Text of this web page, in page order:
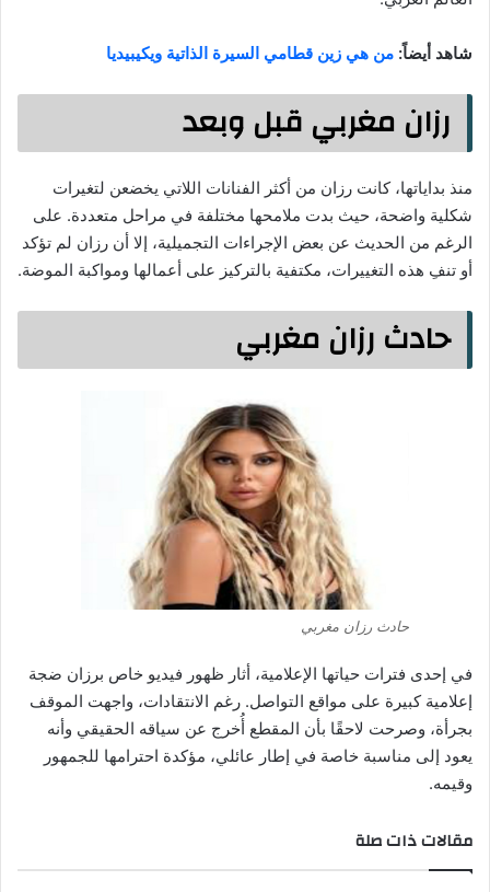
شاهد أيضاً: من هي زين قطامي السيرة الذاتية ويكيبيديا
رزان مغربي قبل وبعد
منذ بداياتها، كانت رزان من أكثر الفنانات اللاتي يخضعن لتغيرات
شكلية واضحة، حيث بدت ملامحها مختلفة في مراحل متعددة. على
الرغم من الحديث عن بعض الإجراءات التجميلية، إلا أن رزان لم تؤكد
أو تنفِ هذه التغييرات، مكتفية بالتركيز على أعمالها ومواكبة الموضة.
حادث رزان مغربي
حادث رزان مغربي
في إحدى فترات حياتها الإعلامية، أثار ظهور فيديو خاص برزان ضجة
إعلامية كبيرة على مواقع التواصل. رغم الانتقادات، واجهت الموقف
بجرأة، وصرحت لاحقًا بأن المقطع أُخرج عن سياقه الحقيقي وأنه
يعود إلى مناسبة خاصة في إطار عائلي، مؤكدة احترامها للجمهور
وقيمه.
مقالات ذات صلة